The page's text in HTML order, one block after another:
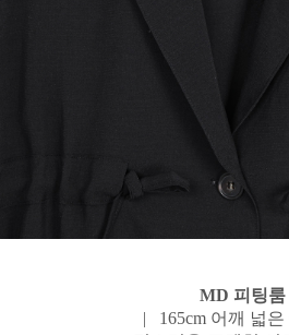
MD 피팅룸
| 165cm 어깨 넓은